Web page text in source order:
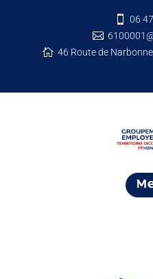

06

 46 Route de